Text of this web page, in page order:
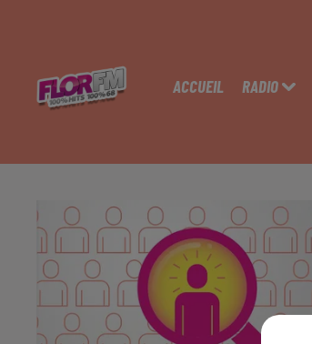
ACCUEIL RADIO